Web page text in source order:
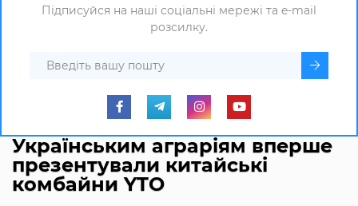
Підписуйся на наші соціальні мережі та e-mail
розсилку.
Українським аграріям вперше
презентували китайські
комбайни YTO